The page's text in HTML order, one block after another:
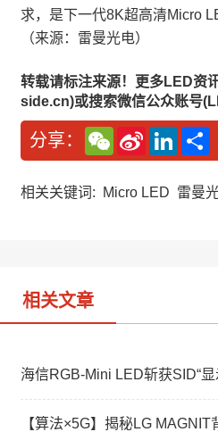
求，是下一代8K超高清Micro
（来源：雷曼光电）
转载请标注来源！更多LED资
side.cn)或搜索微信公众账号
分享：
W
e
C
a
S
n
W
L
n
e
相关关键词: Micro LED 雷曼
相关文章
海信RGB-Mini LED斩获SID“
【算法×5G】揭秘LG